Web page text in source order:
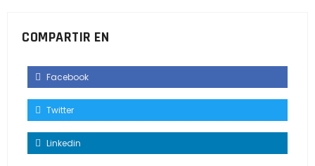
COMPARTIR EN
Facebook
Twitter
Linkedin